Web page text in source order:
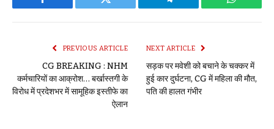
Facebook Twitter Telegram
PREVIOUS ARTICLE
CG BREAKING : NHM
कर्मचारियों का आक्रोश… बर्खास्तगी के
विरोध में प्रदेशभर में सामूहिक इस्तीफे का
ऐलान
NEXT ARTICLE
सड़क पर मवेशी को बचाने के चक्कर में
हुई कार दुर्घटना, CG में महिला की मौत,
पति की हालत गंभीर